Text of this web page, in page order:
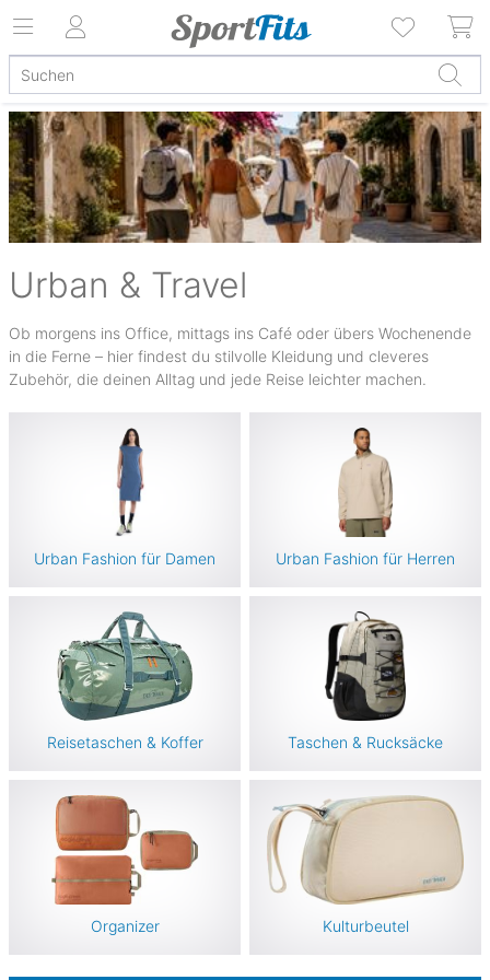
Urban & Travel
Ob morgens ins Office, mittags ins Café oder übers Wochenende
in die Ferne – hier findest du stilvolle Kleidung und cleveres
Zubehör, die deinen Alltag und jede Reise leichter machen.
Urban Fashion für Damen Urban Fashion für Herren
Reisetaschen & Koffer Taschen & Rucksäcke
Organizer Kulturbeutel